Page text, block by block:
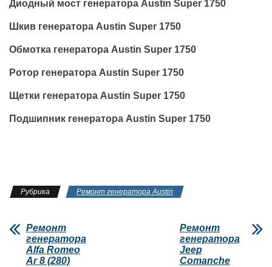
Диодный мост генератора Austin Super 1750
Шкив генератора Austin Super 1750
Обмотка генератора Austin Super 1750
Ротор генератора Austin Super 1750
Щетки генератора Austin Super 1750
Подшипник генератора Austin Super 1750
Рубрика Ремонт генератора Austin
Ремонт
генератора
Alfa Romeo
Ar 8 (280)
Ремонт
генератора
Jeep
Comanche